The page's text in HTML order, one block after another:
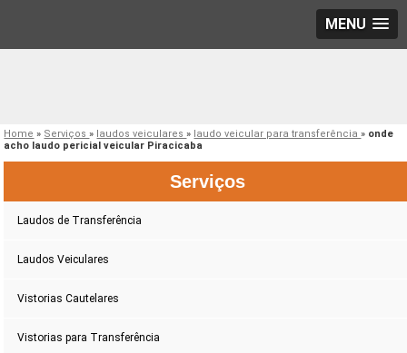
MENU
Home » Serviços» laudos veiculares» laudo veicular para transferência» onde
acho laudo pericial veicular Piracicaba
Serviços
Laudos de Transferência
Laudos Veiculares
Vistorias Cautelares
Vistorias para Transferência